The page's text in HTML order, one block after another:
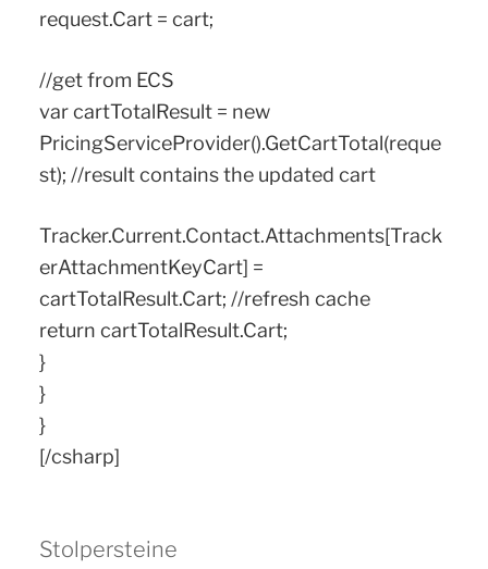
request.Cart = cart;
//get from ECS
var cartTotalResult = new
PricingServiceProvider().GetCartTotal(reque
st); //result contains the updated cart
Tracker.Current.Contact.Attachments[Track
erAttachmentKeyCart] =
cartTotalResult.Cart; //refresh cache
return cartTotalResult.Cart;
}
}
}
[/csharp]
Stolpersteine